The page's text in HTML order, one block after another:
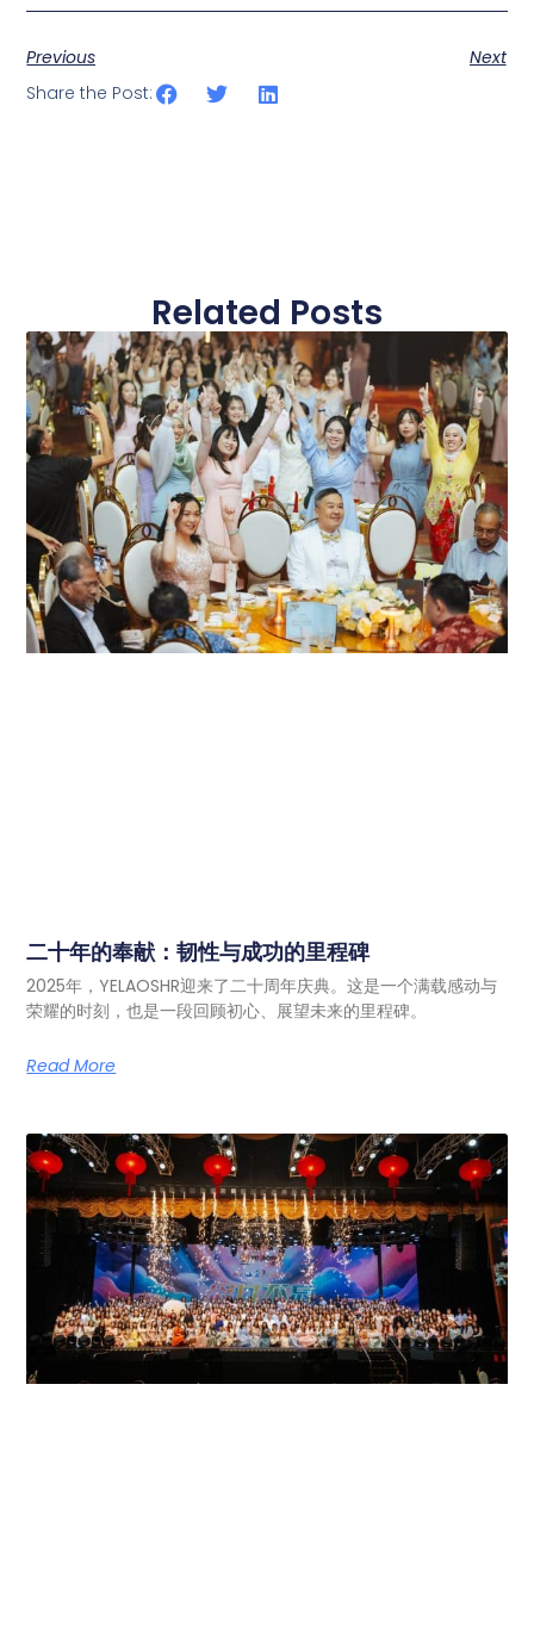
Previous
Next
Share the Post:
Related Posts
二十年的奉献：韧性与成功的里程碑
2025年，YELAOSHR迎来了二十周年庆典。这是一个满载感动与
荣耀的时刻，也是一段回顾初心、展望未来的里程碑。
Read More